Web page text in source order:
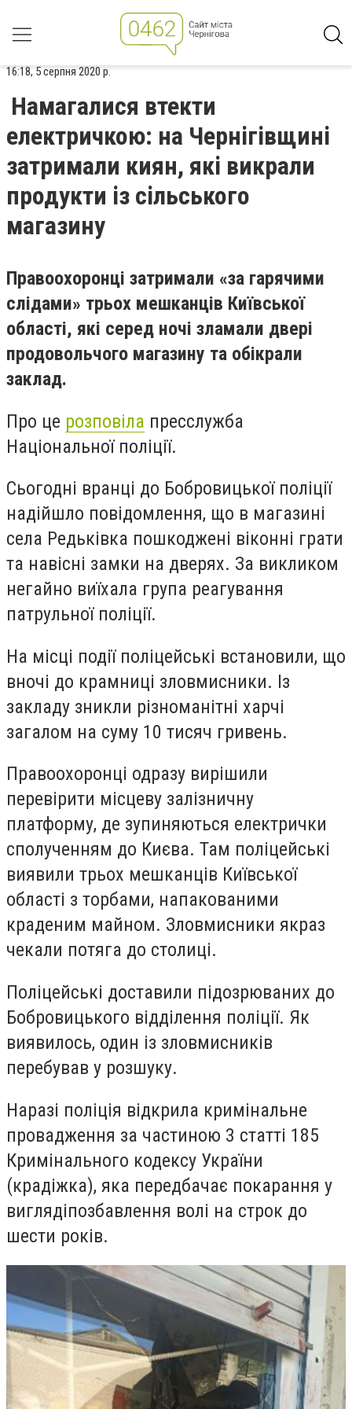
16:18, 5 серпня 2020 р.
Намагалися втекти
електричкою: на Чернігівщині
затримали киян, які викрали
продукти із сільського
магазину
Правоохоронці затримали «за гарячими
слідами» трьох мешканців Київської
області, які серед ночі зламали двері
продовольчого магазину та обікрали
заклад.
Про це розповіла пресслужба
Національної поліції.
Сьогодні вранці до Бобровицької поліції
надійшло повідомлення, що в магазині
села Редьківка пошкоджені віконні грати
та навісні замки на дверях. За викликом
негайно виїхала група реагування
патрульної поліції.
На місці події поліцейські встановили, що
вночі до крамниці зловмисники. Із
закладу зникли різноманітні харчі
загалом на суму 10 тисяч гривень.
Правоохоронці одразу вирішили
перевірити місцеву залізничну
платформу, де зупиняються електрички
сполученням до Києва. Там поліцейські
виявили трьох мешканців Київської
області з торбами, напакованими
краденим майном. Зловмисники якраз
чекали потяга до столиці.
Поліцейські доставили підозрюваних до
Бобровицького відділення поліції. Як
виявилось, один із зловмисників
перебував у розшуку.
Наразі поліція відкрила кримінальне
провадження за частиною 3 статті 185
Кримінального кодексу України
(крадіжка), яка передбачає покарання у
виглядіпозбавлення волі на строк до
шести років.